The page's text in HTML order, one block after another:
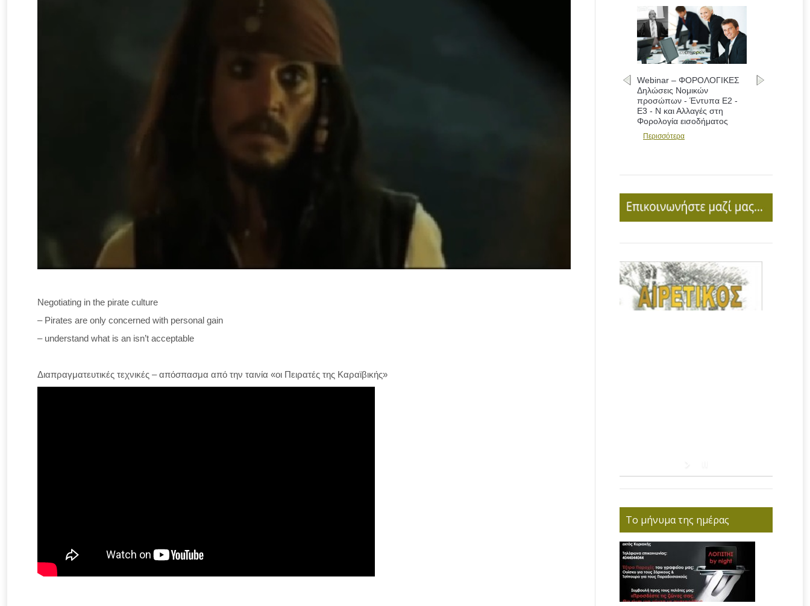
Negotiating in the pirate culture
– Pirates are only concerned with personal gain
– understand what is an isn’t acceptable
Διαπραγματευτικές τεχνικές – απόσπασμα από την ταινία «οι Πειρατές της Καραϊβικής»
Webinar – ΦΟΡΟΛΟΓΙΚΕΣ
Δηλώσεις Νομικών
προσώπων - Έντυπα Ε2 -
Ε3 - Ν και Αλλαγές στη
Φορολογία εισοδήματος
Περισσότερα
Το μήνυμα της ημέρας